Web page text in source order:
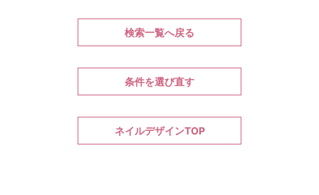
検索一覧へ戻る
条件を選び直す
ネイルデザインTOP